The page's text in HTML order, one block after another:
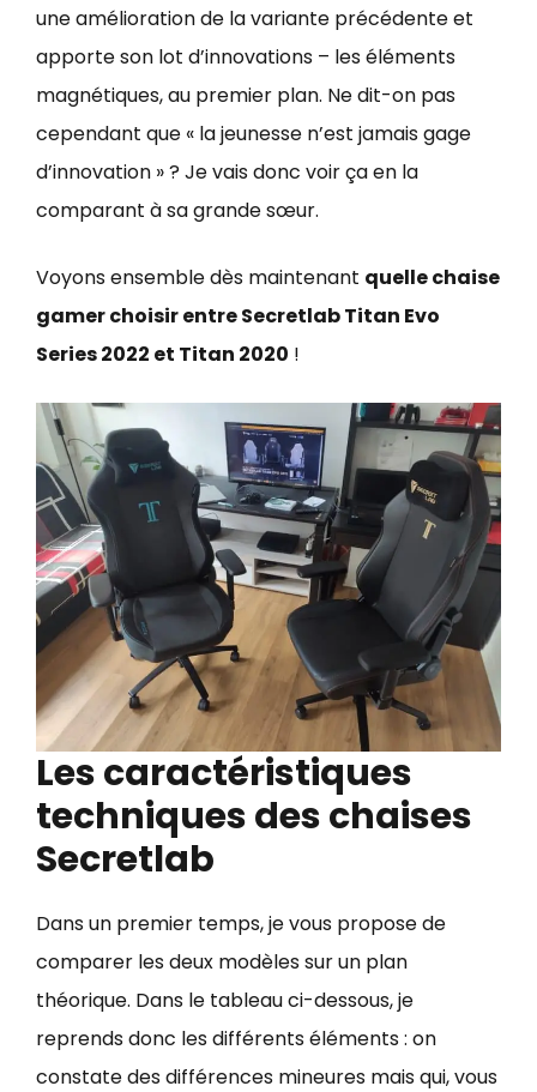
une amélioration de la variante précédente et
apporte son lot d’innovations – les éléments
magnétiques, au premier plan. Ne dit-on pas
cependant que « la jeunesse n’est jamais gage
d’innovation » ? Je vais donc voir ça en la
comparant à sa grande sœur.
Voyons ensemble dès maintenant quelle chaise
gamer choisir entre Secretlab Titan Evo
Series 2022 et Titan 2020 !
Les caractéristiques
techniques des chaises
Secretlab
Dans un premier temps, je vous propose de
comparer les deux modèles sur un plan
théorique. Dans le tableau ci-dessous, je
reprends donc les différents éléments : on
constate des différences mineures mais qui, vous